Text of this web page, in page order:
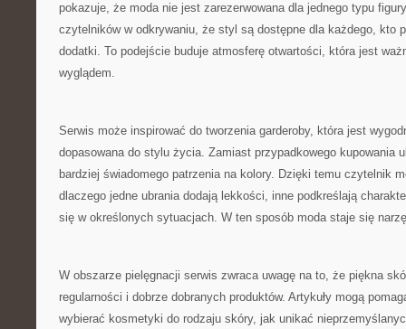
pokazuje, że moda nie jest zarezerwowana dla jednego typu
czytelników w odkrywaniu, że styl są dostępne dla każdego, kto
dodatki. To podejście buduje atmosferę otwartości, która jest
wyglądem.
Serwis może inspirować do tworzenia garderoby, która jest
dopasowana do stylu życia. Zamiast przypadkowego kupowania
bardziej świadomego patrzenia na kolory. Dzięki temu czytelnik
dlaczego jedne ubrania dodają lekkości, inne podkreślają
się w określonych sytuacjach. W ten sposób moda staje się
W obszarze pielęgnacji serwis zwraca uwagę na to, że piękna
regularności i dobrze dobranych produktów. Artykuły mogą
wybierać kosmetyki do rodzaju skóry, jak unikać